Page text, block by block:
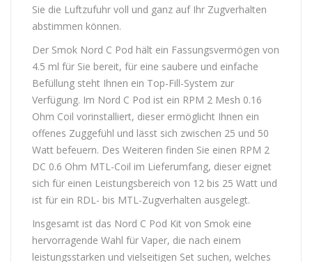
Sie die Luftzufuhr voll und ganz auf Ihr Zugverhalten
abstimmen können.
Der Smok Nord C Pod hält ein Fassungsvermögen von
4.5 ml für Sie bereit, für eine saubere und einfache
Befüllung steht Ihnen ein Top-Fill-System zur
Verfügung. Im Nord C Pod ist ein RPM 2 Mesh 0.16
Ohm Coil vorinstalliert, dieser ermöglicht Ihnen ein
offenes Zuggefühl und lässt sich zwischen 25 und 50
Watt befeuern. Des Weiteren finden Sie einen RPM 2
DC 0.6 Ohm MTL-Coil im Lieferumfang, dieser eignet
sich für einen Leistungsbereich von 12 bis 25 Watt und
ist für ein RDL- bis MTL-Zugverhalten ausgelegt.
Insgesamt ist das Nord C Pod Kit von Smok eine
hervorragende Wahl für Vaper, die nach einem
leistungsstarken und vielseitigen Set suchen, welches